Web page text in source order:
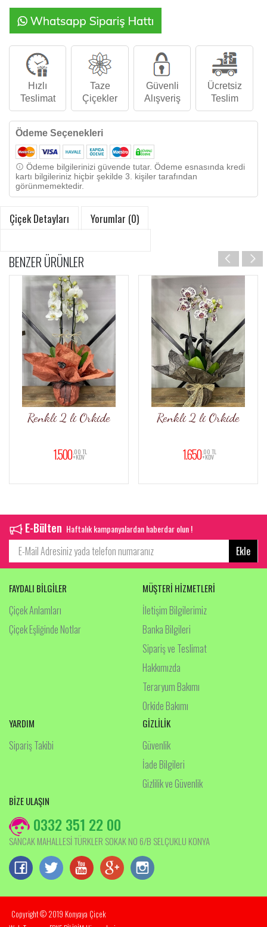
Hızlı
Teslimat
Taze
Çiçekler
Güvenli
Alışveriş
Ücretsiz
Teslim
Ödeme Seçenekleri
Ödeme bilgilerinizi güvende tutar. Ödeme esnasında kredi
kartı bilgileriniz hiçbir şekilde 3. kişiler tarafından
görünmemektedir.
Çiçek Detayları Yorumlar (0)
BENZER ÜRÜNLER
Renkli 2 li Orkide
1.500,00 TL
+KDV
Renkli 2 li Orkide
1.650,00 TL
+KDV
E-Bülten Haftalık kampanyalardan haberdar olun !
Ekle
FAYDALI BİLGİLER
Çiçek Anlamları
Çiçek Eşliğinde Notlar
MÜŞTERİ HİZMETLERİ
İletişim Bilgilerimiz
Banka Bilgileri
Sipariş ve Teslimat
Hakkımızda
Teraryum Bakımı
Orkide Bakımı
YARDIM
Sipariş Takibi
GİZLİLİK
Güvenlik
İade Bilgileri
Gizlilik ve Güvenlik
BİZE ULAŞIN
0332 351 22 00
SANCAK MAHALLESİ TÜRKLER SOKAK NO 6/B SELÇUKLU KONYA
Copyright © 2019 Konyaya Çiçek